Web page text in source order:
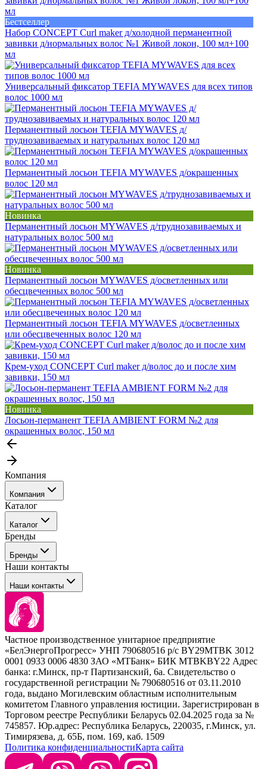
Бестселлер
Набор CONCEPT Curl maker д/холодной перманентной
завивки д/нормальных волос №1 Живой локон, 100 мл+100
мл
Универсальный фиксатор TEFIA MYWAVES для всех типов
волос 1000 мл
Перманентный лосьон TEFIA MYWAVES д/
труднозавиваемых и натуральных волос 120 мл
Перманентный лосьон TEFIA MYWAVES д/окрашенных
волос 120 мл
Новинка
Перманентный лосьон MYWAVES д/труднозавиваемых и
натуральных волос 500 мл
Новинка
Перманентный лосьон MYWAVES д/осветленных или
обесцвеченных волос 500 мл
Перманентный лосьон TEFIA MYWAVES д/осветленных
или обесцвеченных волос 120 мл
Крем-уход CONCEPT Curl maker д/волос до и после хим
завивки, 150 мл
Новинка
Лосьон-перманент TEFIA AMBIENT FORM №2 для
окрашенных волос, 150 мл
Компания
Компания
События
Покупателю
Каталог
Каталог
Профессиональные средства для окрашивания волос
Сервисные средства
Уход
Стайлинг
Брови и ресницы
Барберинг
Наборы
Расходные материалы
Бренды
Бренды
Tefia
Concept
Kezy
Barex
Sim Sensitive
Kebren
Selective Professional
White Line
Наши контакты
Наши контакты
+ 375 44 7233514
+ 375 29 1649505
info@krasabel.by
Офис: г. Минск, ул. Тимирязева 65Б, офис 1509
Склад: г. Минск, ул. Домбровская, 15
Время работы: пн–чт 9:00–17:30, пт 9:00–17:00
Частное производственное унитарное предприятие
«БелЭнергоПрогресс» УНП 790680516 р/с BY29MTBK 3012
0001 0933 0006 4830 ЗАО «МТБанк» БИК MTBKBY22 Адрес
банка: г.Минск, пр-т Партизанский, 6а. Свидетельство о
государственной регистрации № 790680516 от 03.11.2010
года, выдано Могилевским областным исполнительным
комитетом Главного управления юстиции. Зарегистрирован в
Торговом реестре Республики Беларусь 02.04.2025 года за №
745857. Юр.адрес: Республика Беларусь, 220035, г.Минск, ул.
Тимирязева, д. 65Б, пом. 169, каб. 1509
Политика конфиденциальностиКарта сайта